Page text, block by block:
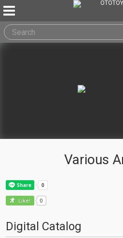
Various
Like! 0
Digital Catalog